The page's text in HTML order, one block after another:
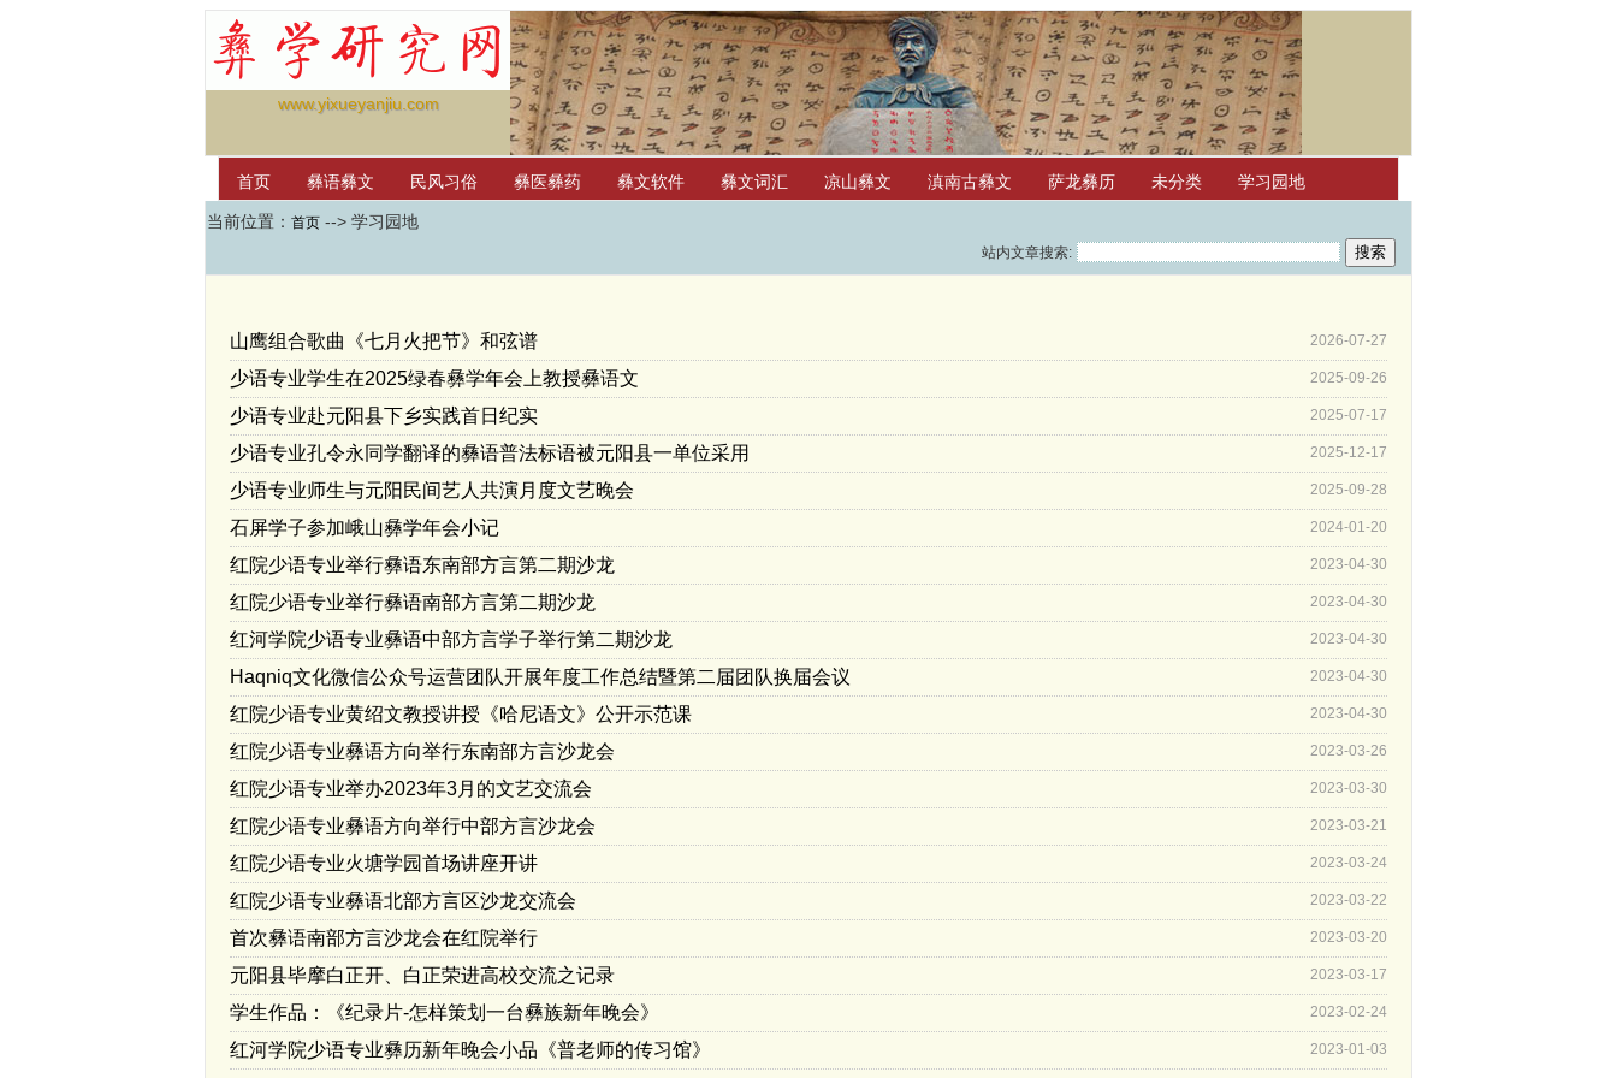
www.yixueyanjiu.com
首页 彝语彝文 民风习俗 彝医彝药 彝文软件 彝文词汇 凉山彝文 滇南古彝文 萨龙彝历 未分类 学习园地
红河学院国际彝学研究中心
当前位置： 首页 --> 学习园地
站内文章搜索:
山鹰组合歌曲《七月火把节》和弦谱 2026-07-27
少语专业学生在2025绿春彝学年会上教授彝语文 2025-09-26
少语专业赴元阳县下乡实践首日纪实 2025-07-17
少语专业孔令永同学翻译的彝语普法标语被元阳县一单位采用 2025-12-17
少语专业师生与元阳民间艺人共演月度文艺晚会 2025-09-28
石屏学子参加峨山彝学年会小记 2024-01-20
红院少语专业举行彝语东南部方言第二期沙龙 2023-04-30
红院少语专业举行彝语南部方言第二期沙龙 2023-04-30
红河学院少语专业彝语中部方言学子举行第二期沙龙 2023-04-30
Haqniq文化微信公众号运营团队开展年度工作总结暨第二届团队换届会议 2023-04-30
红院少语专业黄绍文教授讲授《哈尼语文》公开示范课 2023-04-30
红院少语专业彝语方向举行东南部方言沙龙会 2023-03-26
红院少语专业举办2023年3月的文艺交流会 2023-03-30
红院少语专业彝语方向举行中部方言沙龙会 2023-03-21
红院少语专业火塘学园首场讲座开讲 2023-03-24
红院少语专业彝语北部方言区沙龙交流会 2023-03-22
首次彝语南部方言沙龙会在红院举行 2023-03-20
元阳县毕摩白正开、白正荣进高校交流之记录 2023-03-17
学生作品：《纪录片-怎样策划一台彝族新年晚会》 2023-02-24
红河学院少语专业彝历新年晚会小品《普老师的传习馆》 2023-01-03